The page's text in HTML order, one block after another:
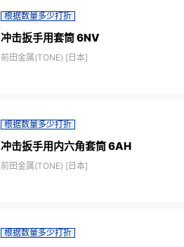
根据数量多少打折
冲击扳手用套筒 6NV
前田金属(TONE) [日本]
根据数量多少打折
冲击扳手用内六角套筒 6AH
前田金属(TONE) [日本]
根据数量多少打折